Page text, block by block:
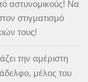
αστυνομικούς! Να
στιγματισμό
τους!
την αμέριστη
μέλος του